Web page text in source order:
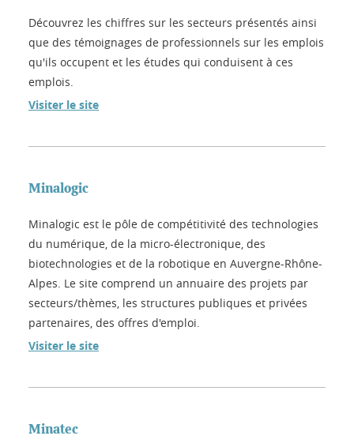
Découvrez les chiffres sur les secteurs présentés ainsi
que des témoignages de professionnels sur les emplois
qu'ils occupent et les études qui conduisent à ces
emplois.
Visiter le site
Minalogic
Minalogic est le pôle de compétitivité des technologies
du numérique, de la micro-électronique, des
biotechnologies et de la robotique en Auvergne-Rhône-
Alpes. Le site comprend un annuaire des projets par
secteurs/thèmes, les structures publiques et privées
partenaires, des offres d'emploi.
Visiter le site
Minatec